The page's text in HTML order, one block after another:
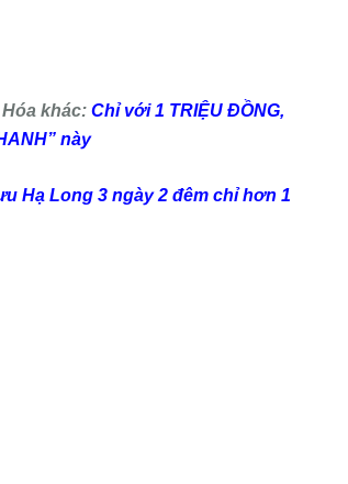
khác: Chỉ với 1 TRIỆU ĐỒNG,
này
Hạ Long 3 ngày 2 đêm chỉ hơn 1